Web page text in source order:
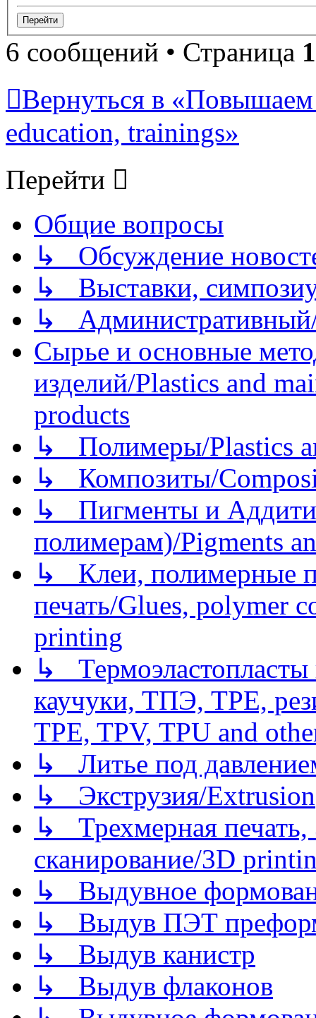
6 сообщений • Страница 1
Вернуться в
education, trainings»
Перейти
Общие вопросы
↳ Обсуждение
↳ Выставки,
↳
Сырье и основные
изделий/Plastics and
products
↳ Полимеры/Plastics
↳ Композиты/
↳ Пигменты и
полимерам)/Pigments
↳ Клеи, полимерные
печать/Glues, polymer
printing
↳
каучуки, ТПЭ, TPE,
TPE, TPV, TPU and
↳ Литье под
↳ Экструзия/Extrusion
↳ Трехмерная
сканирование/3D
↳ Выдувное
↳ Выдув ПЭТ
↳ Выдув канистр
↳ Выдув флаконов